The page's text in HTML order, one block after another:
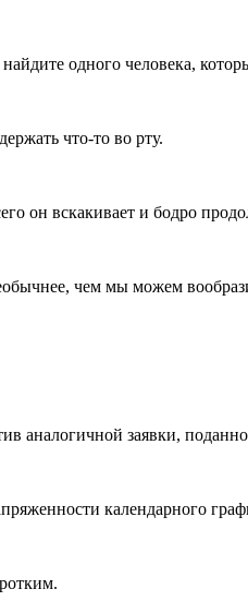
одного человека,
что-то во рту.
он вскакивает и бодро
чем мы можем
аналогичной заявки,
календарного